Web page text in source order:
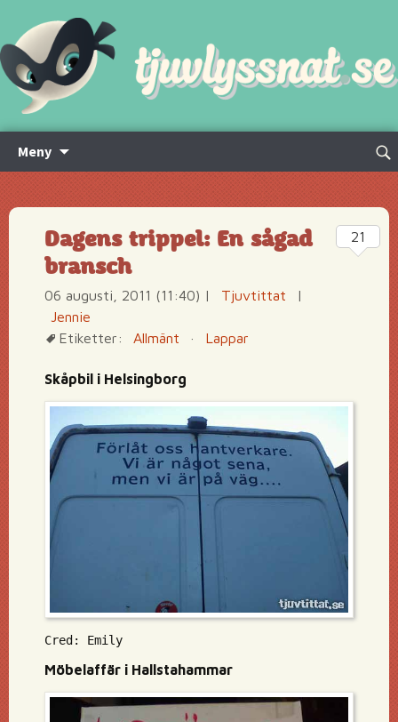
Meny
innehåll
Sök
Dagens trippel: En sågad
bransch
06 augusti, 2011 (11:40) | Tjuvtittat
|
Jennie
Etiketter:
Allmänt · Lappar
Skåpbil i Helsingborg
Cred: Emily
Möbelaffär i Hallstahammar
21